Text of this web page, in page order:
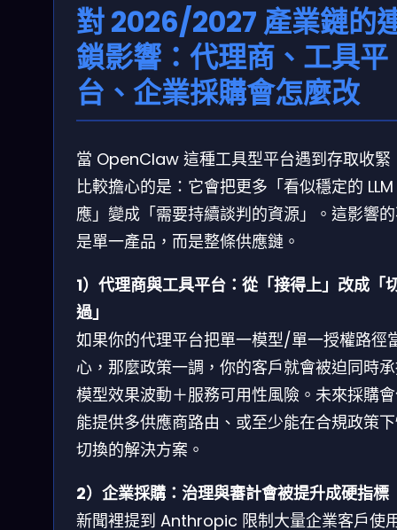
對 2026/2027 產業鏈的
鎖影響：代理商、工具平
台、企業採購會怎麼改
當 OpenClaw 這種工具型平台遇到存取收緊
比較擔心的是：它會把更多「看似穩定的
應」變成「需要持續談判的資源」。這影響
是單一產品，而是整條供應鏈。
1）代理商與工具平台：從「接得上」改成「
過」
如果你的代理平台把單一模型/單一授權路徑
心，那麼政策一調，你的客戶就會被迫同時
模型效果波動＋服務可用性風險。未來採購
能提供多供應商路由、或至少能在合規政策
切換的解決方案。
2）企業採購：治理與審計會被提升成硬指標
新聞裡提到 Anthropic 限制大量企業客戶使